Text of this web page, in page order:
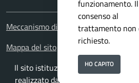
Meccanismo di feedback
Mappa del sito
Il sito istituzionale del Comune di
realizzato da
funzionamento. Il
consenso al
trattamento non
richiesto.
HO CAPITO